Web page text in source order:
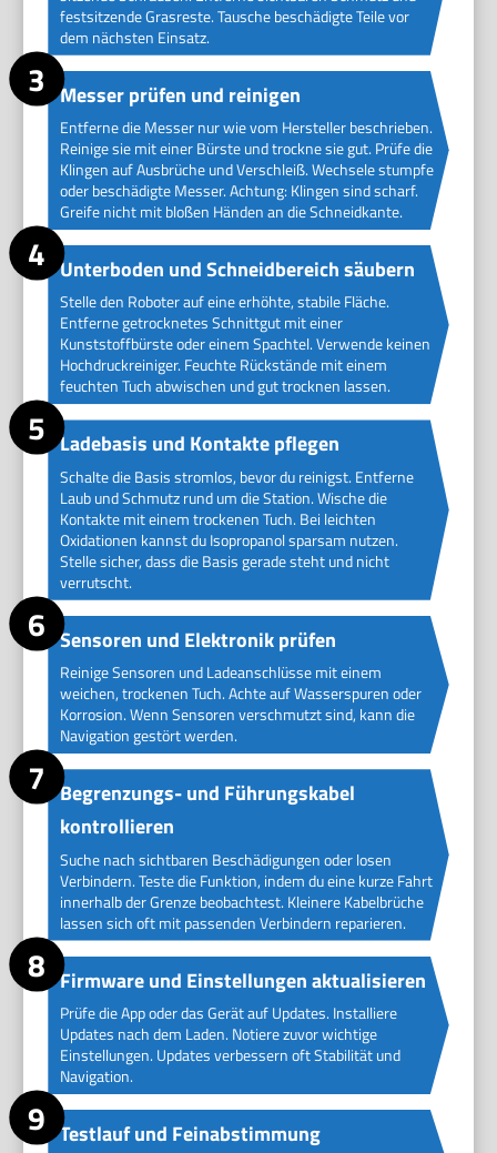
festsitzende Grasreste. Tausche beschädigte Teile vor
dem nächsten Einsatz.
Messer prüfen und reinigen
Entferne die Messer nur wie vom Hersteller beschrieben.
Reinige sie mit einer Bürste und trockne sie gut. Prüfe die
Klingen auf Ausbrüche und Verschleiß. Wechsele stumpfe
oder beschädigte Messer. Achtung: Klingen sind scharf.
Greife nicht mit bloßen Händen an die Schneidkante.
Unterboden und Schneidbereich säubern
Stelle den Roboter auf eine erhöhte, stabile Fläche.
Entferne getrocknetes Schnittgut mit einer
Kunststoffbürste oder einem Spachtel. Verwende keinen
Hochdruckreiniger. Feuchte Rückstände mit einem
feuchten Tuch abwischen und gut trocknen lassen.
Ladebasis und Kontakte pflegen
Schalte die Basis stromlos, bevor du reinigst. Entferne
Laub und Schmutz rund um die Station. Wische die
Kontakte mit einem trockenen Tuch. Bei leichten
Oxidationen kannst du Isopropanol sparsam nutzen.
Stelle sicher, dass die Basis gerade steht und nicht
verrutscht.
Sensoren und Elektronik prüfen
Reinige Sensoren und Ladeanschlüsse mit einem
weichen, trockenen Tuch. Achte auf Wasserspuren oder
Korrosion. Wenn Sensoren verschmutzt sind, kann die
Navigation gestört werden.
Begrenzungs- und Führungskabel
kontrollieren
Suche nach sichtbaren Beschädigungen oder losen
Verbindern. Teste die Funktion, indem du eine kurze Fahrt
innerhalb der Grenze beobachtest. Kleinere Kabelbrüche
lassen sich oft mit passenden Verbindern reparieren.
Firmware und Einstellungen aktualisieren
Prüfe die App oder das Gerät auf Updates. Installiere
Updates nach dem Laden. Notiere zuvor wichtige
Einstellungen. Updates verbessern oft Stabilität und
Navigation.
Testlauf und Feinabstimmung